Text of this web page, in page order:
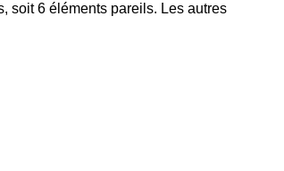
soit 6 éléments pareils. Les autres